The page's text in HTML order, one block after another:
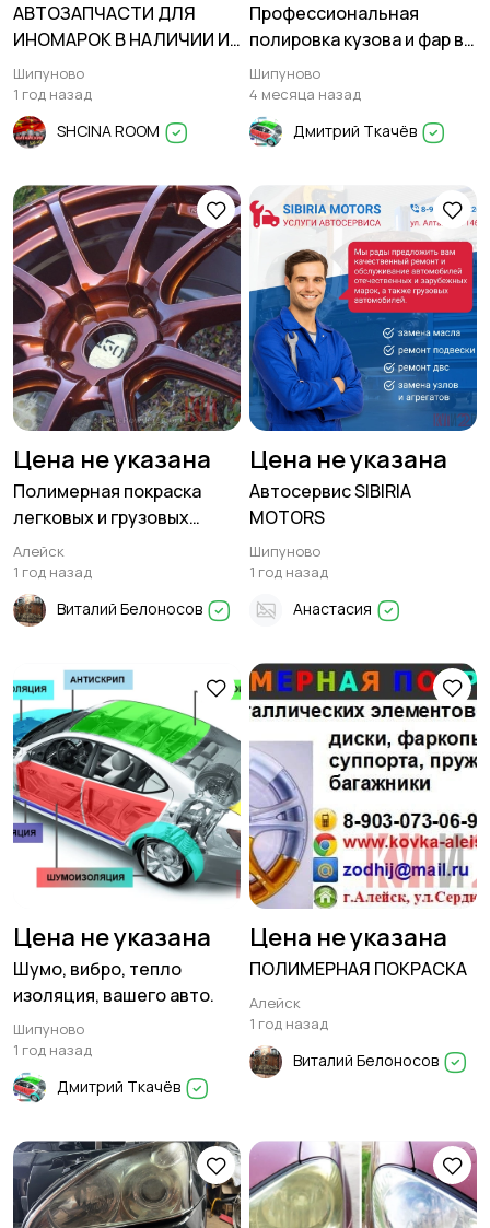
АВТОЗАПЧАСТИ ДЛЯ
ИНОМАРОК В НАЛИЧИИ И
ПОД ЗАКАЗ
Шипуново
1 год назад
SHCINA ROOM
Профессиональная
полировка кузова и фар в
Шипуново! 8(913)361-85-
79
Шипуново
4 месяца назад
Дмитрий Ткачёв
Цена не указана
Полимерная покраска
легковых и грузовых
дисков в любой цвет
Алейск
1 год назад
Виталий Белоносов
Цена не указана
Автосервис SIBIRIA
MOTORS
Шипуново
1 год назад
Анастасия
Цена не указана
Шумо, вибро, тепло
изоляция, вашего авто.
Шипуново
1 год назад
Дмитрий Ткачёв
Цена не указана
ПОЛИМЕРНАЯ ПОКРАСКА
Алейск
1 год назад
Виталий Белоносов